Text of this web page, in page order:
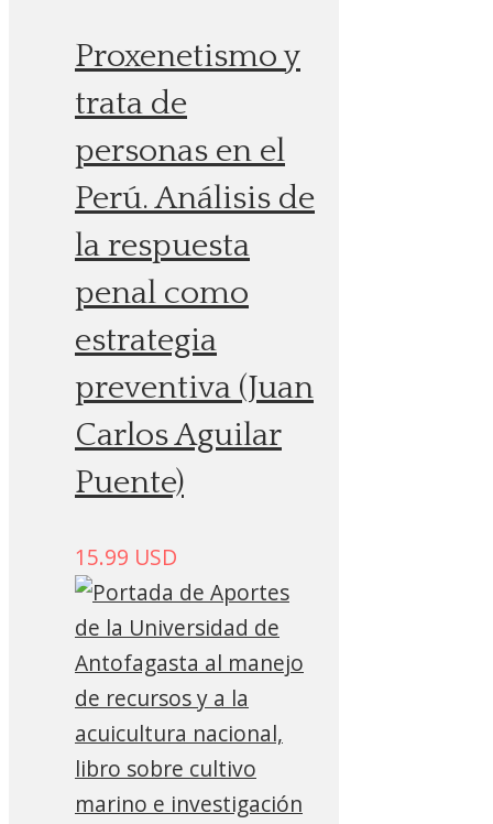
Proxenetismo y
trata de
personas en el
Perú. Análisis de
la respuesta
penal como
estrategia
preventiva (Juan
Carlos Aguilar
Puente)
15.99 USD